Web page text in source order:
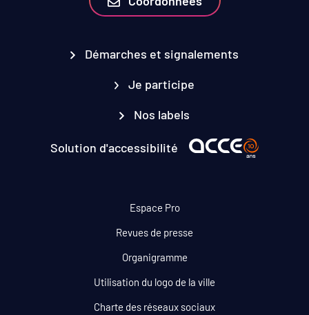
Démarches et signalements
Je participe
Nos labels
Solution d'accessibilité
Espace Pro
Revues de presse
Organigramme
Utilisation du logo de la ville
Charte des réseaux sociaux